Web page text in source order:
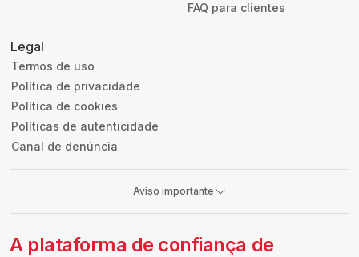
FAQ para clientes
Legal
Termos de uso
Política de privacidade
Política de cookies
Políticas de autenticidade
Canal de denúncia
Aviso importante
A plataforma de confiança de